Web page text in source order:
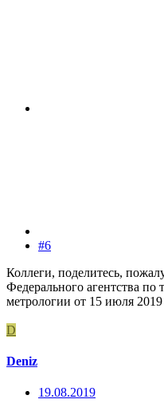
#6
Коллеги, поделитесь,
Федерального агентства
метрологии от 15 июля
D
Deniz
19.08.2019